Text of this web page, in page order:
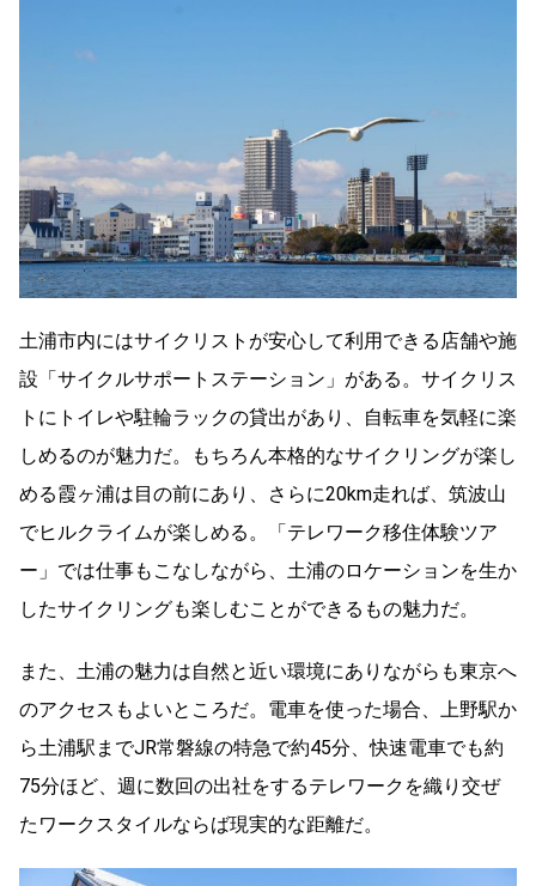
土浦市内にはサイクリストが安心して利用できる店舗や施
設「サイクルサポートステーション」がある。サイクリス
トにトイレや駐輪ラックの貸出があり、自転車を気軽に楽
しめるのが魅力だ。もちろん本格的なサイクリングが楽し
める霞ヶ浦は目の前にあり、さらに20km走れば、筑波山
でヒルクライムが楽しめる。「テレワーク移住体験ツア
ー」では仕事もこなしながら、土浦のロケーションを生か
したサイクリングも楽しむことができるもの魅力だ。
また、土浦の魅力は自然と近い環境にありながらも東京へ
のアクセスもよいところだ。電車を使った場合、上野駅か
ら土浦駅までJR常磐線の特急で約45分、快速電車でも約
75分ほど、週に数回の出社をするテレワークを織り交ぜ
たワークスタイルならば現実的な距離だ。